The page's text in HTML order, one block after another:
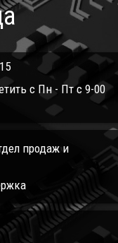
с Пн - Пт с 9-00
продаж и